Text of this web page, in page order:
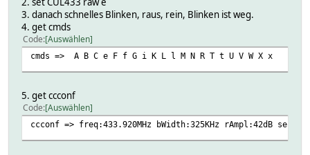
3. danach schnelles Blinken, raus, rein, Blinken ist weg.
4. get cmds
Code Auswählen
cmds => A B C e F f G i K L l M N R T t U V W X x
5. get ccconf
Code Auswählen
ccconf => freq:433.920MHz bWidth:325KHz rAmpl:42dB